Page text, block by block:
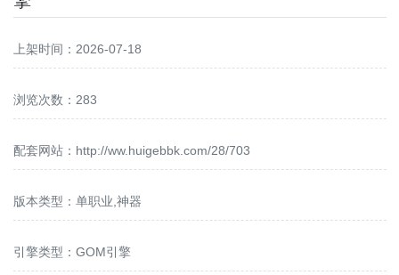
上架时间：2026-07-18
浏览次数：283
配套网站： http://ww.huigebbk.com/28/703
版本类型：单职业,神器
引擎类型：GOM引擎